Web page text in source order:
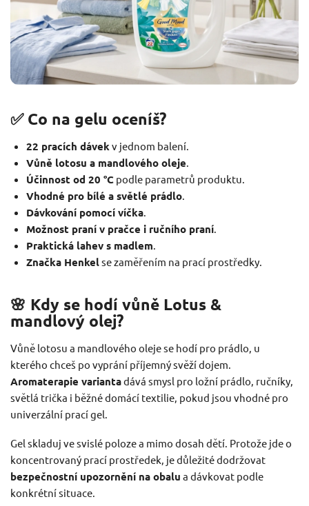
✅ Co na gelu oceníš?
22 pracích dávekv jednom balení.
Vůně lotosu a mandlového oleje
Účinnost od 20 °C podle parametrů produktu.
Vhodné pro bílé a světlé prádlo.
Dávkování pomocí víčka.
Možnost praní v pračce i ručního praní.
Praktická lahev s madlem
Značka Henkelse zaměřením na prací prostředky.
🌸 Kdy se hodí vůně Lotus &
mandlový olej?
Vůně lotosu a mandlového oleje se hodí pro prádlo, u
kterého chceš po vyprání příjemný svěží dojem.
Aromaterapie variantadává smysl pro ložní prádlo, ručníky,
světlá trička i běžné domácí textilie, pokud jsou vhodné pro
univerzální prací gel.
Gel skladuj ve svislé poloze a mimo dosah dětí. Protože jde o
koncentrovaný prací prostředek, je důležité dodržovat
bezpečnostní upozornění na obalu a dávkovat podle
konkrétní situace.